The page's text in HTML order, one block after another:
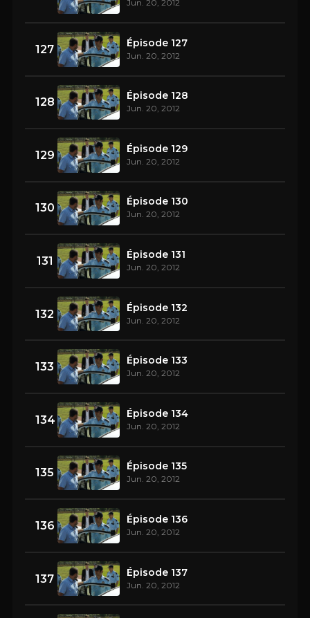
Jun. 20, 2012
127 Épisode 127
Jun. 20, 2012
128 Épisode 128
Jun. 20, 2012
129 Épisode 129
Jun. 20, 2012
130 Épisode 130
Jun. 20, 2012
131 Épisode 131
Jun. 20, 2012
132 Épisode 132
Jun. 20, 2012
133 Épisode 133
Jun. 20, 2012
134 Épisode 134
Jun. 20, 2012
135 Épisode 135
Jun. 20, 2012
136 Épisode 136
Jun. 20, 2012
137 Épisode 137
Jun. 20, 2012